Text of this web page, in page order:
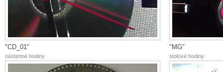
"CD_01"
nástenné hodiny
"MG"
stolové hodiny